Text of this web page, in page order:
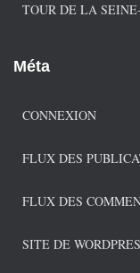
TOUR DE LA
Méta
CONNEXION
FLUX DES
FLUX DES
SITE DE